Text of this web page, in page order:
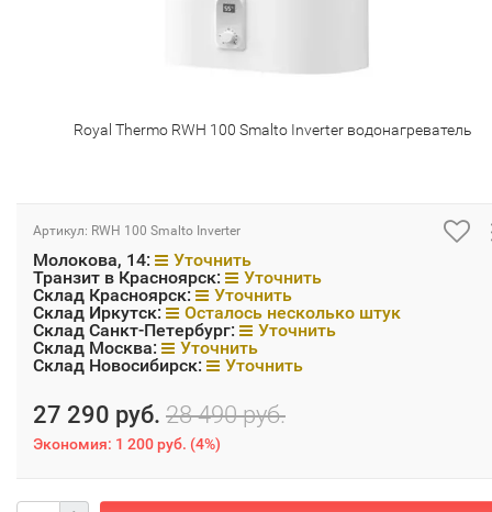
Royal Thermo RWH 100 Smalto Inverter водонагреватель
Артикул: RWH 100 Smalto Inverter
Молокова, 14:
Уточнить
Транзит в Красноярск:
Уточнить
Склад Красноярск:
Уточнить
Склад Иркутск:
Осталось несколько штук
Склад Санкт-Петербург:
Уточнить
Склад Москва:
Уточнить
Склад Новосибирск:
Уточнить
27 290 руб. 28 490 руб.
Экономия: 1 200 руб. (4%)